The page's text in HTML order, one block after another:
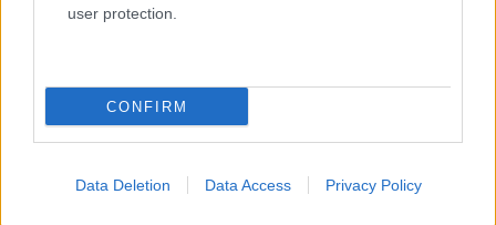
user protection.
CONFIRM
Data Deletion Data Access Privacy Policy